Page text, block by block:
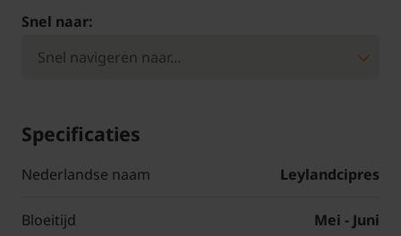
Snel naar:
Specificaties
Nederlandse naam Leylandcipres
Bloeitijd Mei - Juni